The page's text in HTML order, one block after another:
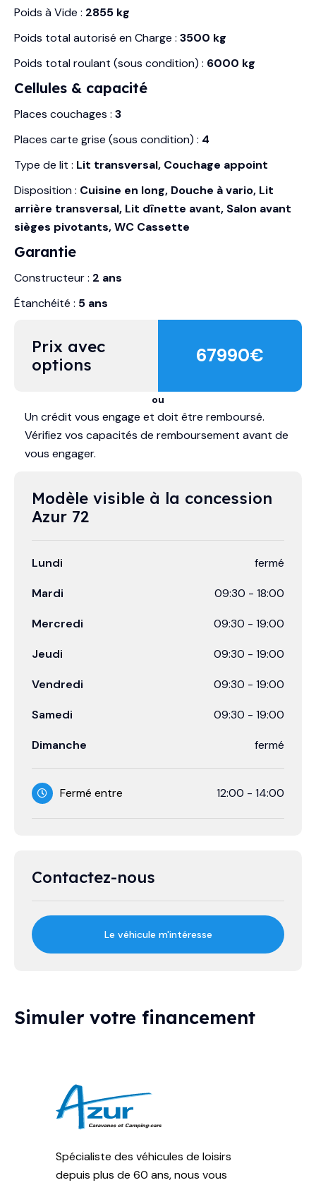
Poids à Vide : 2855 kg
Poids total autorisé en Charge : 3500 kg
Poids total roulant (sous condition) : 6000 kg
Cellules & capacité
Places couchages : 3
Places carte grise (sous condition) : 4
Type de lit : Lit transversal, Couchage appoint
Disposition : Cuisine en long, Douche à vario, Lit
arrière transversal, Lit dînette avant, Salon avant
sièges pivotants, WC Cassette
Garantie
Constructeur : 2 ans
Étanchéité : 5 ans
Prix avec
options
67990€
ou
Un crédit vous engage et doit être remboursé.
Vérifiez vos capacités de remboursement avant de
vous engager.
Modèle visible à la concession
Azur 72
Lundi fermé
Mardi 09:30 - 18:00
Mercredi 09:30 - 19:00
Jeudi 09:30 - 19:00
Vendredi 09:30 - 19:00
Samedi 09:30 - 19:00
Dimanche fermé
Fermé entre 12:00 - 14:00
Contactez-nous
Le véhicule m'intéresse
Simuler votre financement
Spécialiste des véhicules de loisirs
depuis plus de 60 ans, nous vous